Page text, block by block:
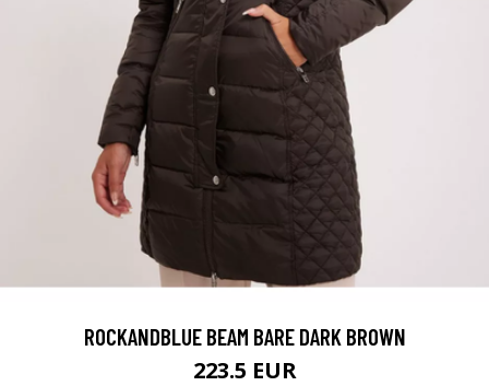
ROCKANDBLUE BEAM BARE DARK BROWN
223.5 EUR